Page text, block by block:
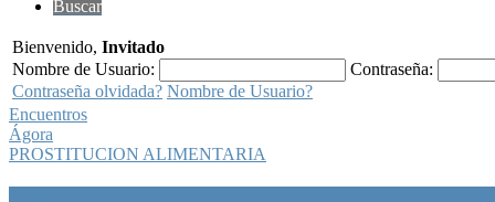
Buscar
Bienvenido, Invitado
Nombre de Usuario:
Contraseña:
Contraseña olvidada? Nombre de Usuario?
Encuentros
Ágora
PROSTITUCION ALIMENTARIA